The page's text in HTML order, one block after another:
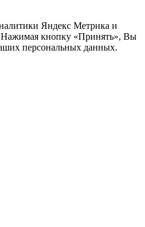
Яндекс Метрика и
кнопку «Принять», Вы
персональных данных.